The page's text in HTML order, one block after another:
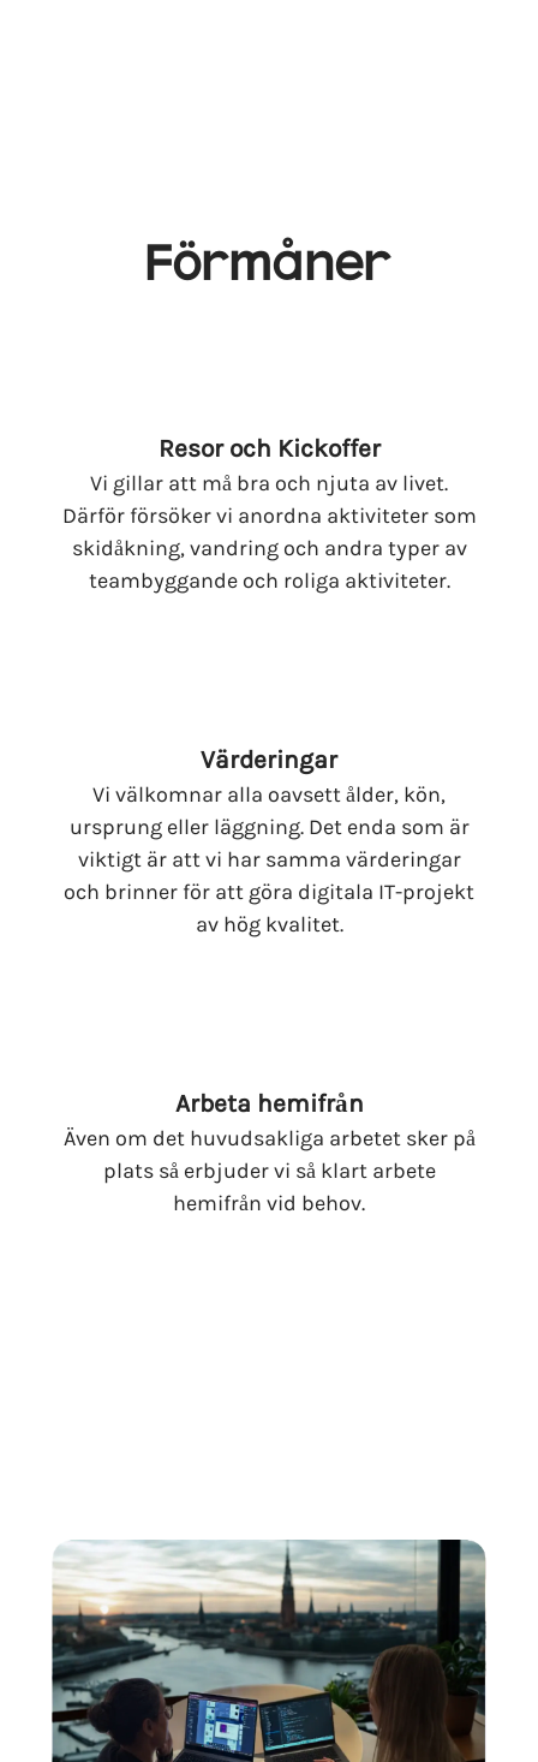
Förmåner
Resor och Kickoffer
Vi gillar att må bra och njuta av livet.
Därför försöker vi anordna aktiviteter som
skidåkning, vandring och andra typer av
teambyggande och roliga aktiviteter.
Värderingar
Vi välkomnar alla oavsett ålder, kön,
ursprung eller läggning. Det enda som är
viktigt är att vi har samma värderingar
och brinner för att göra digitala IT-projekt
av hög kvalitet.
Arbeta hemifrån
Även om det huvudsakliga arbetet sker på
plats så erbjuder vi så klart arbete
hemifrån vid behov.